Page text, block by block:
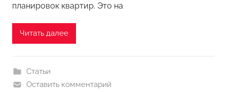
планировок квартир. Это на
Читать далее
Статьи
Оставить комментарий